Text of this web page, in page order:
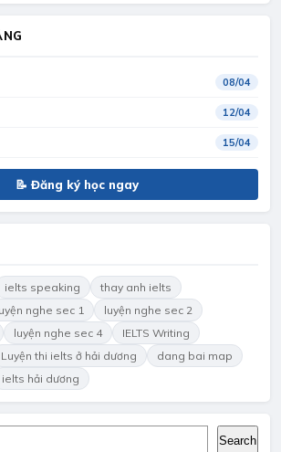
08/04
12/04
15/04
📝 Đăng ký học ngay
ielts speaking
thay anh ielts
nghe sec 1
luyện nghe sec 2
luyện nghe sec 4
IELTS Writing
Luyện thi ielts ở hải dương
dang bai map
ielts hải dương
Search